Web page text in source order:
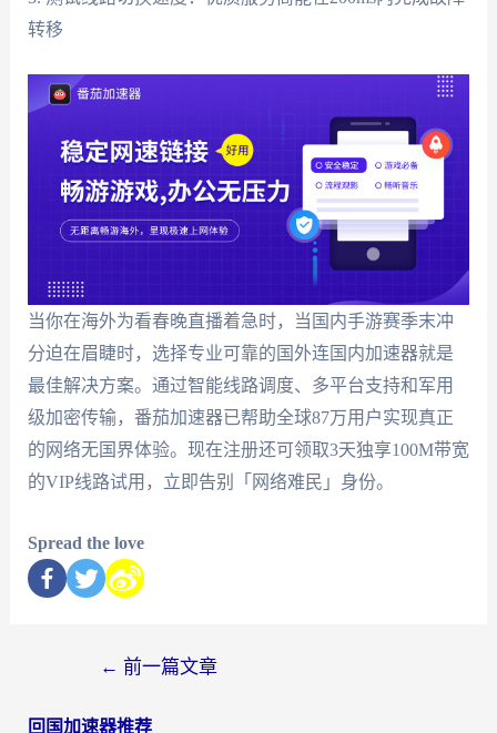
转移
当你在海外为看春晚直播着急时，当国内手游赛季末冲
分迫在眉睫时，选择专业可靠的国外连国内加速器就是
最佳解决方案。通过智能线路调度、多平台支持和军用
级加密传输，番茄加速器已帮助全球87万用户实现真正
的网络无国界体验。现在注册还可领取3天独享100M带宽
的VIP线路试用，立即告别「网络难民」身份。
Spread the love
← 前一篇文章
回国加速器推荐